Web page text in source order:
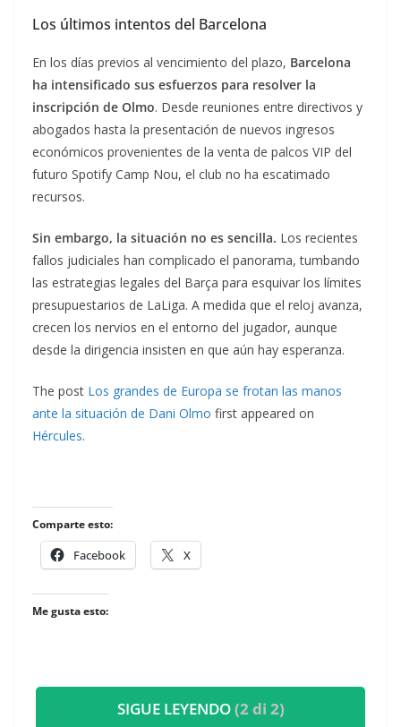
Los últimos intentos del Barcelona
En los días previos al vencimiento del plazo, Barcelona
ha intensificado sus esfuerzos para resolver la
inscripción de Olmo. Desde reuniones entre directivos y
abogados hasta la presentación de nuevos ingresos
económicos provenientes de la venta de palcos VIP del
futuro Spotify Camp Nou, el club no ha escatimado
recursos.
Sin embargo, la situación no es sencilla. Los recientes
fallos judiciales han complicado el panorama, tumbando
las estrategias legales del Barça para esquivar los límites
presupuestarios de LaLiga. A medida que el reloj avanza,
crecen los nervios en el entorno del jugador, aunque
desde la dirigencia insisten en que aún hay esperanza.
The post Los grandes de Europa se frotan las manos
ante la situación de Dani Olmo first appeared on
Hércules.
Comparte esto:
Facebook X
Me gusta esto:
SIGUE LEYENDO(2 di 2)